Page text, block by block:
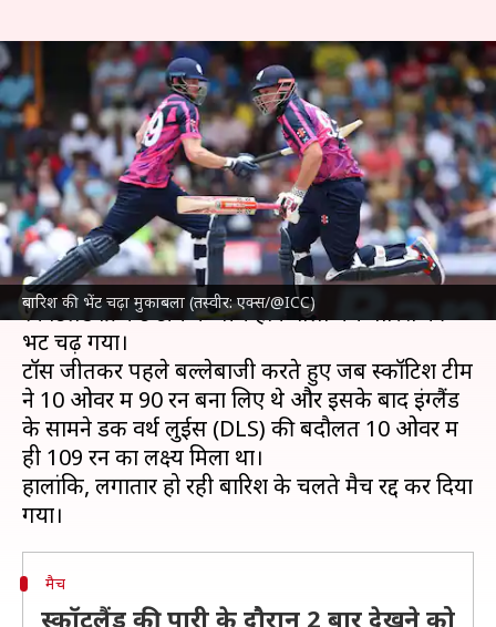
बारिश की भेंट चढ़ा मुकाबला (तस्वीर: एक्स/@ICC)
टी-20 विश्व कप 2024: बारिश की भेंट
चढ़ा इंग्लैंड और स्कॉटलैंड के बीच होने
वाला मुकाबला
लेखन अंकित पसबोला Jun 05, 2024 12:29 am
क्या है खबर?
टी-20 विश्व कप 2024मेंइंग्लैंड क्रिकेट टीमऔर
स्कॉटलैंड क्रिकेट टीम के बीच होने वाला मैच बारिश की
भेंट चढ़ गया।
टॉस जीतकर पहले बल्लेबाजी करते हुए जब स्कॉटिश टीम
ने 10 ओवर में 90 रन बना लिए थे और इसके बाद इंग्लैंड
के सामने डक वर्थ लुईस (DLS) की बदौलत 10 ओवर में
ही 109 रन का लक्ष्य मिला था।
हालांकि, लगातार हो रही बारिश के चलते मैच रद्द कर दिया
मैच
स्कॉटलैंड की पारी के दौरान 2 बार देखने को